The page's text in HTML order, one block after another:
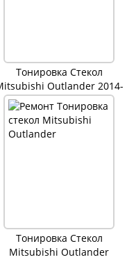
Тонировка Стекол
Outlander 2014-
2015
Тонировка Стекол
Mitsubishi Outlander